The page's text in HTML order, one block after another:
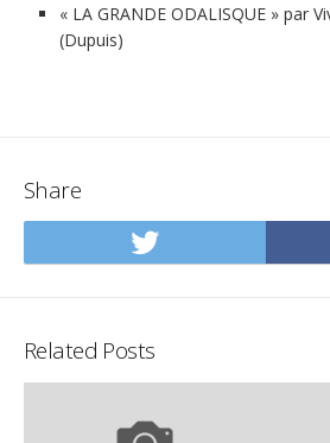
« LA GRANDE ODALISQUE » par
(Dupuis)
Share
Share
on
Related Posts